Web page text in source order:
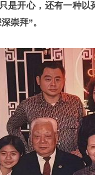
开心，还有一种以
崇拜”。